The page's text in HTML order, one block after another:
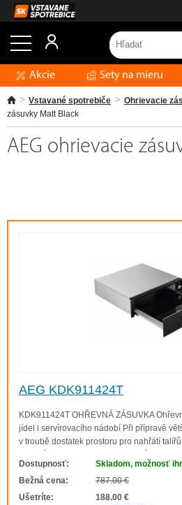
Akcie Sety na mieru
Vstavané spotrebiče Ohrievacie
zásuvky Matt Black
AEG ohrievacie
AEG KDK911424T
KDK911424T OHŘEVNÁ ZÁSUVKA
jídel i servírovacího nádobí Při přípravě
v troubě dostatek prostoru pro nahřátí
umístěná pod vaší trou..
Dostupnosť:
Skladom, možnosť
Bežná cena:
787.00 €
Ušetríte:
188.00 €